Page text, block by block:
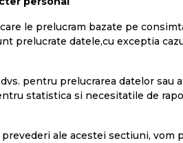
le prelucram bazate pe
prelucrate datele,cu exceptia
pentru prelucrarea datelor
statistica si necesitatile de
prevederi ale acestei sectiuni,